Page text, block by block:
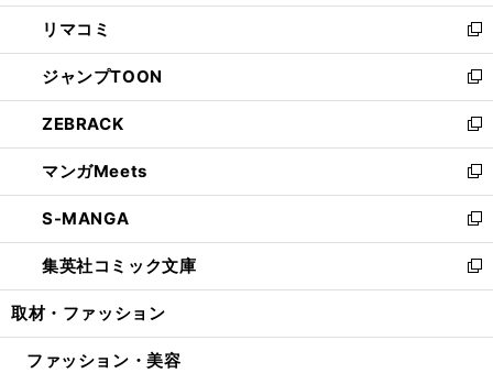
ウ
で
開
く
ン
ド
ウ
で
開
く
ウ
ィ
ン
ド
ウ
で
開
く
し
い
ウ
ィ
ン
ド
ウ
で
開
く
リマコミ
新
し
い
ウ
ィ
ン
ド
ウ
で
開
く
ジャンプTOON
新
し
い
ウ
ィ
ン
ド
ウ
で
開
ZEBRACK
新
し
い
ウ
ィ
ン
ド
ウ
開
マンガMeets
新
し
い
ウ
ィ
ン
ウ
S-MANGA
新
し
い
ウ
ン
集英社コミック文庫
新
し
ウ
取材・ファッション
ファッション・美容